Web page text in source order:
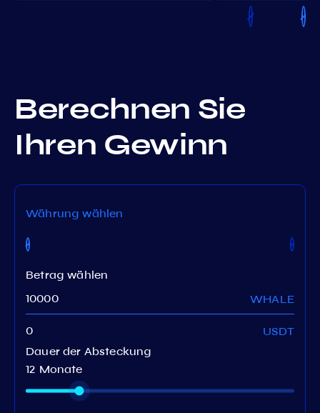
Berechnen Sie
Ihren Gewinn
Währung wählen
Betrag wählen
WHALE
USDT
Dauer der Absteckung
12 Monate